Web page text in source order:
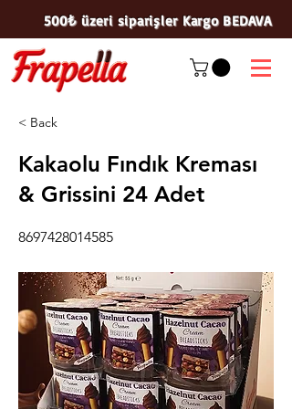
500₺ üzeri siparişler Kargo BEDAVA
< Back
Kakaolu Fındık Kreması
& Grissini 24 Adet
8697428014585